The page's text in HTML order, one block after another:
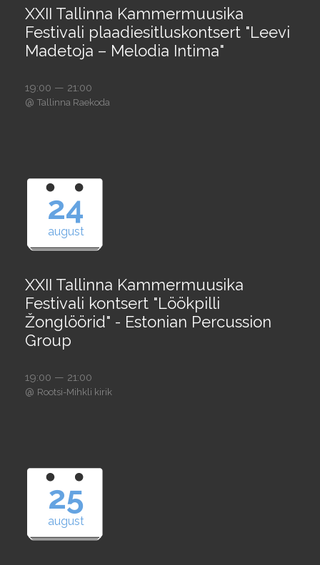
XXII Tallinna Kammermuusika
Festivali plaadiesitluskontsert "Leevi
Madetoja – Melodia Intima"
19:00 — 21:00
@ Tallinna Raekoda
24
august
XXII Tallinna Kammermuusika
Festivali kontsert "Löökpilli
Žonglöörid" - Estonian Percussion
Group
19:00 — 21:00
@ Rootsi-Mihkli kirik
25
august